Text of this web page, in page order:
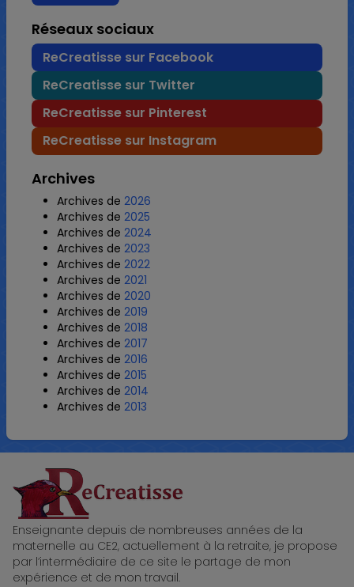
Réseaux sociaux
ReCreatisse sur Facebook
ReCreatisse sur Twitter
ReCreatisse sur Pinterest
ReCreatisse sur Instagram
Archives
Archives de 2026
Archives de 2025
Archives de 2024
Archives de 2023
Archives de 2022
Archives de 2021
Archives de 2020
Archives de 2019
Archives de 2018
Archives de 2017
Archives de 2016
Archives de 2015
Archives de 2014
Archives de 2013
ReCreatisse
Enseignante depuis de nombreuses années de la
maternelle au CE2, actuellement à la retraite, je propose
par l’intermédiaire de ce site le partage de mon
expérience et de mon travail.